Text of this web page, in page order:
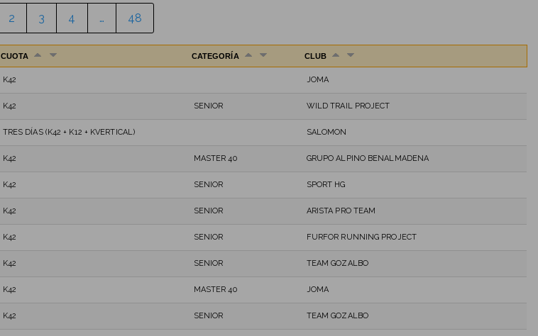
2 3 4 … 48
CUOTA CATEGORÍA CLUB
K42 JOMA
K42 SENIOR WILD TRAIL PROJECT
TRES DÍAS (K42 + K12 + KVERTICAL) SALOMON
K42 MASTER 40 GRUPO ALPINO BENALMADENA
K42 SENIOR SPORT HG
K42 SENIOR ARISTA PRO TEAM
K42 SENIOR FURFOR RUNNING PROJECT
K42 SENIOR TEAM GOZALBO
K42 MASTER 40 JOMA
K42 SENIOR TEAM GOZALBO